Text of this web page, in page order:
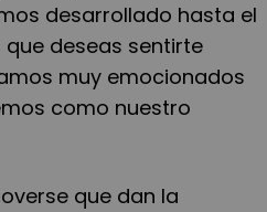
desarrollado hasta el
deseas sentirte
muy emocionados
como nuestro
que dan la